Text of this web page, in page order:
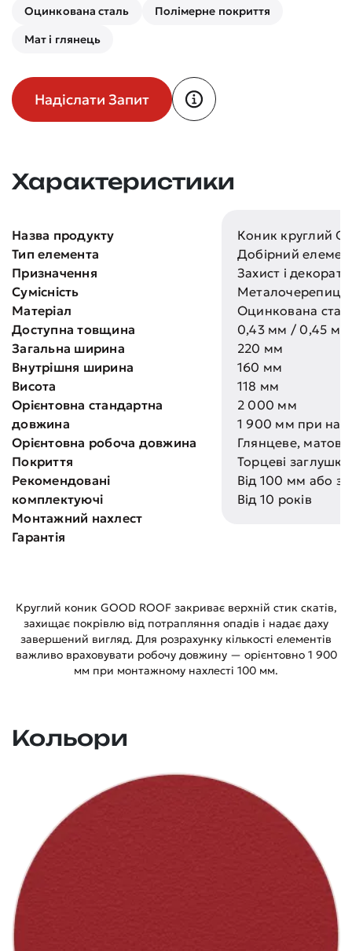
Оцинкована сталь
Полімерне покриття
Мат і глянець
Надіслати Запит
Характеристики
Назва продукту
Тип елемента
Призначення
Сумісність
Матеріал
Доступна товщина
Загальна ширина
Внутрішня ширина
Висота
Орієнтовна стандартна
довжина
Орієнтовна робоча довжина
Покриття
Рекомендовані
комплектуючі
Монтажний нахлест
Гарантія
Коник круглий
Добірний
Захист і
Металочерепиця,
Оцинкована
0,43 мм / 0,45
220 мм
160 мм
118 мм
2 000 мм
1 900 мм при
Глянцеве, матове
Торцеві
Від 100 мм або
Від 10 років
Круглий коник GOOD ROOF закриває верхній стик скатів,
захищає покрівлю від потрапляння опадів і надає даху
завершений вигляд. Для розрахунку кількості елементів
важливо враховувати робочу довжину — орієнтовно 1 900
мм при монтажному нахлесті 100 мм.
Кольори